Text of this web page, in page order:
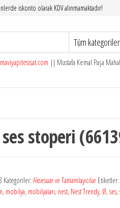
iskonto olarak KDV alınmamaktadır!
|| Mustafa Kemal Paşa
stoperi
Kategoriler: Aksesuar ve Tamamlayıcılar Etiketler:
, mobilya, mobilyaları, nest, Nest Trendy, Ø, ses,